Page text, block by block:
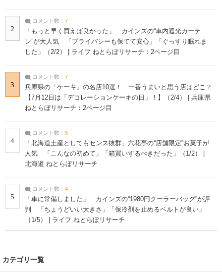
2
コメント数： 7
「もっと早く買えば良かった」 カインズの“車内遮光カーテ
ン”が大人気 「プライバシーも保てて安心」「ぐっすり眠れま
した」（2/2） | ライフ ねとらぼリサーチ：2ページ目
3
コメント数： 7
兵庫県の「ケーキ」の名店10選！ 一番うまいと思う店はどこ？
【7月12日は「デコレーションケーキの日」！】（2/4） | 兵庫県
ねとらぼリサーチ：2ページ目
4
コメント数： 5
「北海道土産としてもセンス抜群」六花亭の“店舗限定”お菓子が
人気 「こんなの初めて」「箱買いするべきだった」（1/2） |
北海道 ねとらぼリサーチ
5
コメント数： 4
「車に常備しました」 カインズの“1980円クーラーバッグ”が評
判 「ちょうどいい大きさ」「保冷剤を止めるベルトが良い」
（1/5） | ライフ ねとらぼリサーチ
カテゴリ一覧